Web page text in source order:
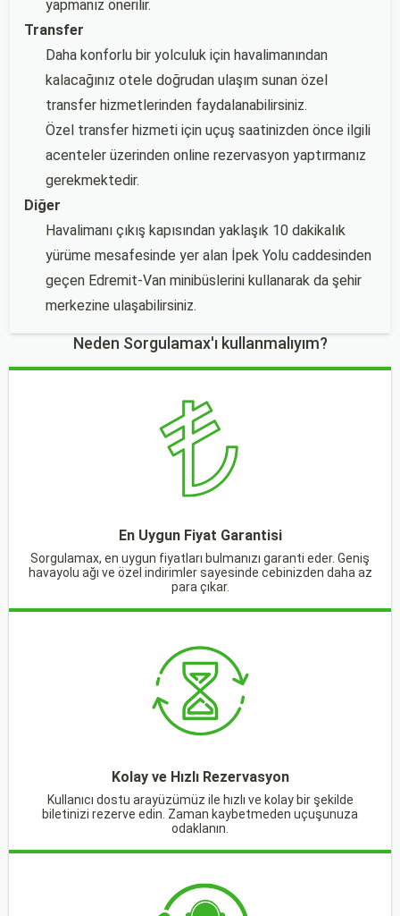
yapmanız önerilir.
Transfer
Daha konforlu bir yolculuk için havalimanından
kalacağınız otele doğrudan ulaşım sunan özel
transfer hizmetlerinden faydalanabilirsiniz.
Özel transfer hizmeti için uçuş saatinizden önce ilgili
acenteler üzerinden online rezervasyon yaptırmanız
gerekmektedir.
Diğer
Havalimanı çıkış kapısından yaklaşık 10 dakikalık
yürüme mesafesinde yer alan İpek Yolu caddesinden
geçen Edremit-Van minibüslerini kullanarak da şehir
merkezine ulaşabilirsiniz.
Neden Sorgulamax'ı kullanmalıyım?
En Uygun Fiyat Garantisi
Sorgulamax, en uygun fiyatları bulmanızı garanti eder. Geniş
havayolu ağı ve özel indirimler sayesinde cebinizden daha az
para çıkar.
Kolay ve Hızlı Rezervasyon
Kullanıcı dostu arayüzümüz ile hızlı ve kolay bir şekilde
biletinizi rezerve edin. Zaman kaybetmeden uçuşunuza
odaklanın.